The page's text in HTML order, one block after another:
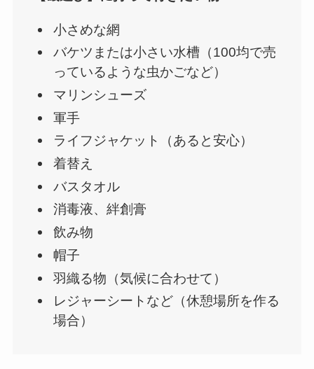
小さめな網
バケツまたは小さい水槽（100均で売
っているような虫かごなど）
マリンシューズ
軍手
ライフジャケット（あると安心）
着替え
バスタオル
消毒液、絆創膏
飲み物
帽子
羽織る物（気候に合わせて）
レジャーシートなど（休憩場所を作る
場合）